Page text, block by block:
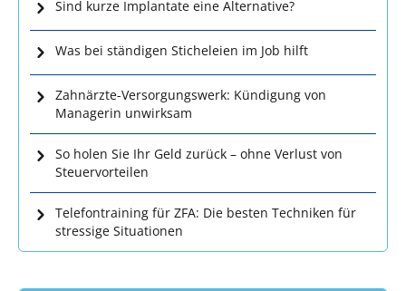
Sind kurze Implantate eine Alternative?
Was bei ständigen Sticheleien im Job hilft
Zahnärzte-Versorgungswerk: Kündigung von
Managerin unwirksam
So holen Sie Ihr Geld zurück – ohne Verlust von
Steuervorteilen
Telefontraining für ZFA: Die besten Techniken für
stressige Situationen